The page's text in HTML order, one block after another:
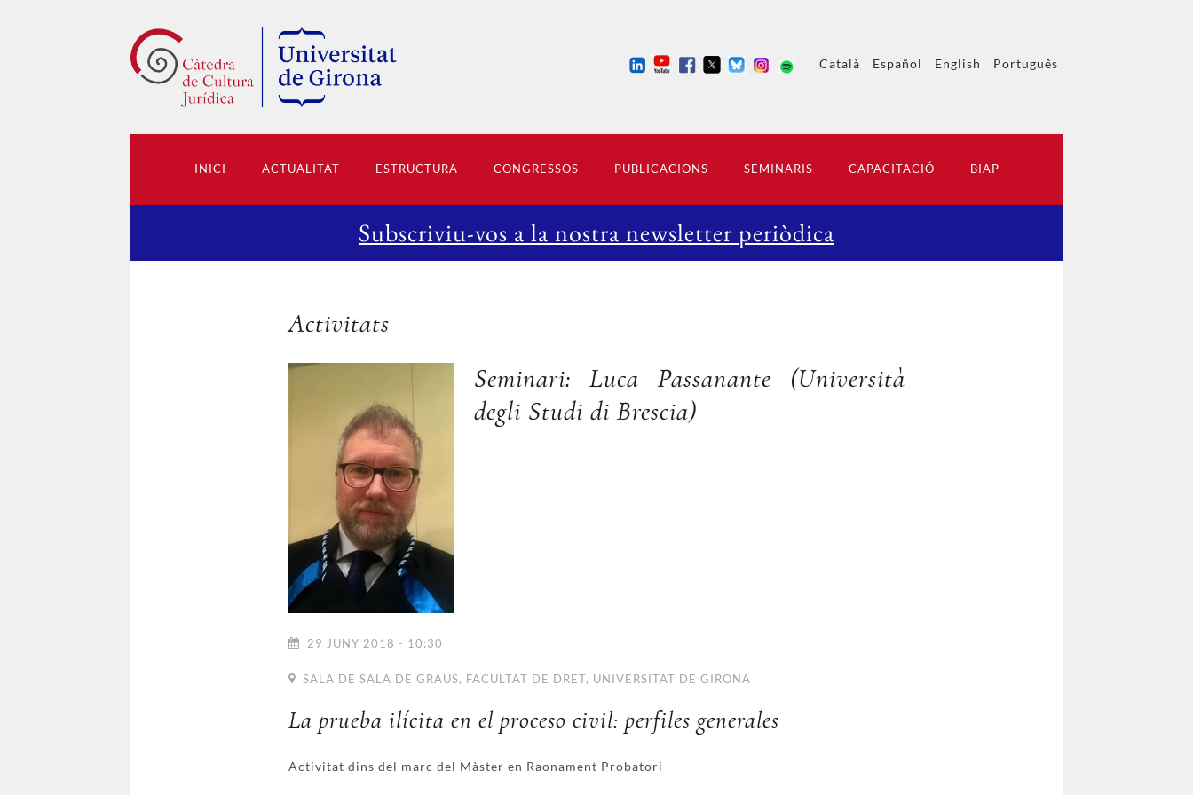
Català Español English Português
INICI ACTUALITAT ESTRUCTURA CONGRESSOS PUBLICACIONS SEMINARIS CAPACITACIÓ BIAP
Subscriviu-vos a la nostra newsletter periòdica
Activitats
Seminari: Luca Passanante (Università
degli Studi di Brescia)
29 JUNY 2018 - 10:30
SALA DE SALA DE GRAUS, FACULTAT DE DRET, UNIVERSITAT DE GIRONA
La prueba ilícita en el proceso civil: perfiles generales
Activitat dins del marc del Màster en Raonament Probatori